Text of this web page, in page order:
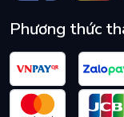
Phương thức